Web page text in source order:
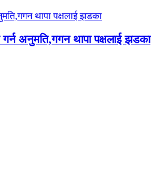
अनुमति,गगन थापा पक्षलाई झडका